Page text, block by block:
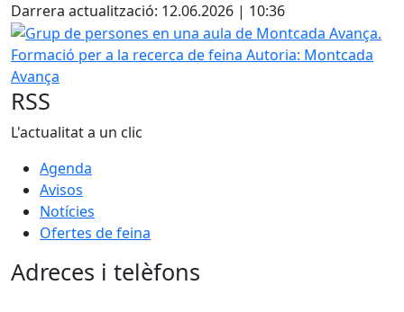
Darrera actualització: 12.06.2026 | 10:36
Grup de persones en una aula de Montcada Avança.
Formació per a la recerca de feina Autoria: Montcada
Avança
RSS
L'actualitat a un clic
Agenda
Avisos
Notícies
Ofertes de feina
Adreces i telèfons